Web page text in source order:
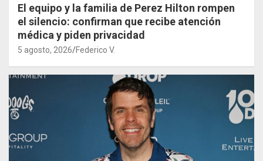
El equipo y la familia de Perez Hilton rompen
el silencio: confirman que recibe atención
médica y piden privacidad
5 agosto, 2026 Federico V.